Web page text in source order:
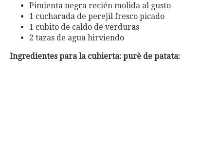
Pimienta negra recién molida al gusto
1 cucharada de perejil fresco picado
1 cubito de caldo de verduras
2 tazas de agua hirviendo
Ingredientes para la cubierta: purè de patata: